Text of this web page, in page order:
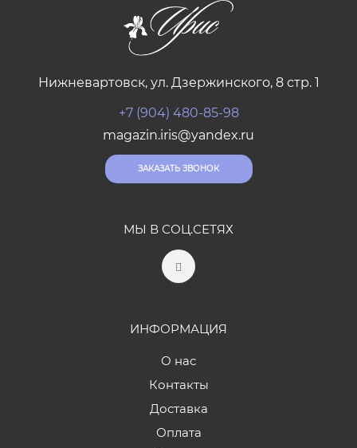
Нижневартовск, ул. Дзержинского, 8 стр. 1
+7 (904) 480-85-98
magazin.iris@yandex.ru
ЗАКАЗАТЬ ЗВОНОК
МЫ В СОЦ.СЕТЯХ
ИНФОРМАЦИЯ
О нас
Контакты
Доставка
Оплата